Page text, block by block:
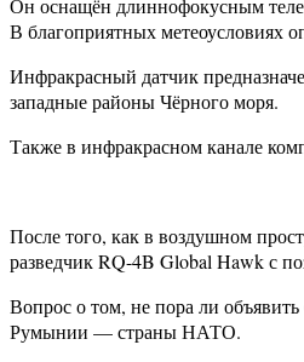
Он оснащён длиннофокусным
В благоприятных метеоусловиях
Инфракрасный датчик
западные районы Чёрного моря.
Также в инфракрасном канале
После того, как в воздушном
разведчик RQ-4B Global Hawk с
Вопрос о том, не пора ли
Румынии — страны НАТО.